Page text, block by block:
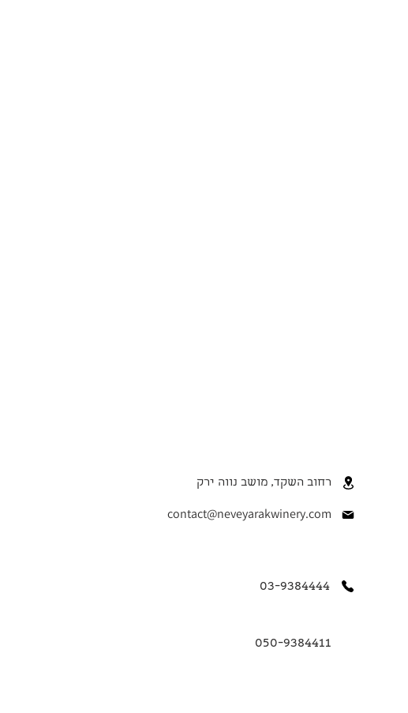
רחוב השקד, מושב נווה ירק
contact@neveyarakwinery.com
03-9384444
050-9384411